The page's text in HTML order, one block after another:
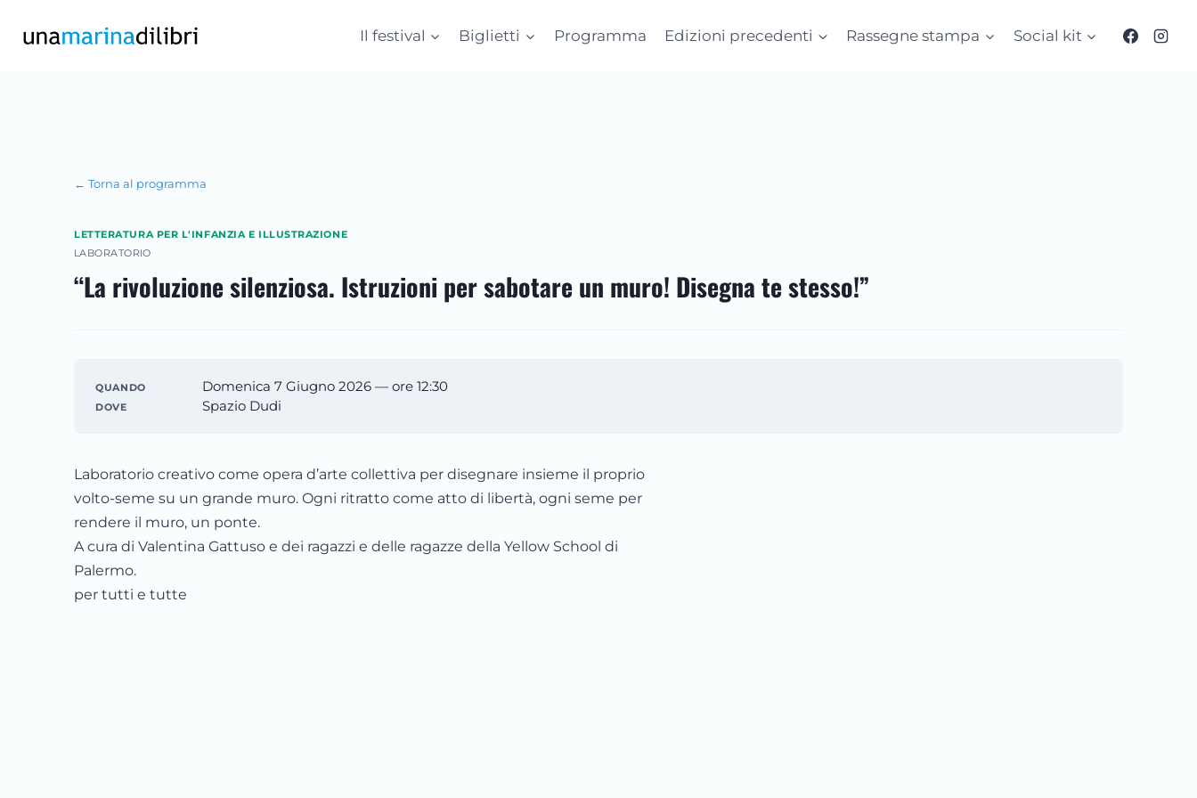
Il festival Biglietti Programma Edizioni precedenti Rassegne stampa Social kit
← Torna al programma
LETTERATURA PER L'INFANZIA E ILLUSTRAZIONE
LABORATORIO
“La rivoluzione silenziosa. Istruzioni per sabotare un muro! Disegna te stesso!”
QUANDO Domenica 7 Giugno 2026 — ore 12:30
DOVE Spazio Dudi
Laboratorio creativo come opera d’arte collettiva per disegnare insieme il proprio
volto-seme su un grande muro. Ogni ritratto come atto di libertà, ogni seme per
rendere il muro, un ponte.
A cura di Valentina Gattuso e dei ragazzi e delle ragazze della Yellow School di
Palermo.
per tutti e tutte